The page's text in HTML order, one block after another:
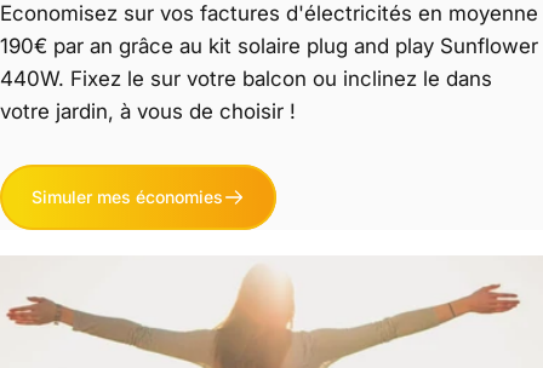
Economisez sur vos factures d'électricités en moyenne
190€ par an grâce au kit solaire plug and play Sunflower
440W. Fixez le sur votre balcon ou inclinez le dans
votre jardin, à vous de choisir !
Simuler mes économies